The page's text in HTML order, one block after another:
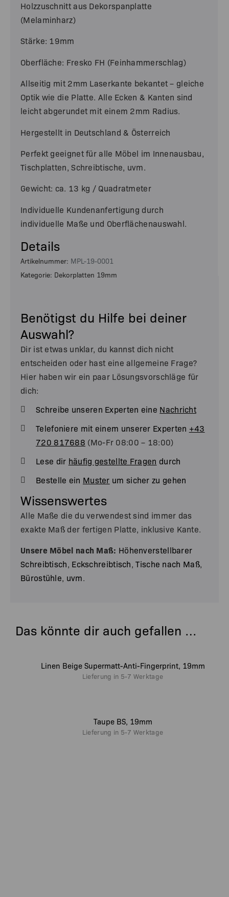
Holzzuschnitt aus Dekorspanplatte
(Melaminharz)
Stärke: 19mm
Oberfläche: Fresko FH (Feinhammerschlag)
Allseitig mit 2mm Laserkante bekantet – gleiche
Optik wie die Platte. Alle Ecken & Kanten sind
leicht abgerundet mit einem 2mm Radius.
Hergestellt in Deutschland & Österreich
Perfekt geeignet für alle Möbel im Innenausbau,
Tischplatten, Schreibtische, uvm.
Gewicht: ca. 13 kg / Quadratmeter
Individuelle Kundenanfertigung durch
individuelle Maße und Oberflächenauswahl.
Details
Artikelnummer: MPL-19-0001
Kategorie: Dekorplatten 19mm
Benötigst du Hilfe bei deiner
Auswahl?
Dir ist etwas unklar, du kannst dich nicht
entscheiden oder hast eine allgemeine Frage?
Hier haben wir ein paar Lösungsvorschläge für
dich:
Schreibe unseren Experten eine Nachricht
Telefoniere mit einem unserer Experten +43
720 817688 (Mo-Fr 08:00 – 18:00)
Lese dir häufig gestellte Fragen durch
Bestelle ein Muster um sicher zu gehen
Wissenswertes
Alle Maße die du verwendest sind immer das
exakte Maß der fertigen Platte, inklusive Kante.
Unsere Möbel nach Maß: Höhenverstellbarer
Schreibtisch, Eckschreibtisch,Tische nach Maß,
Bürostühle, uvm.
Das könnte dir auch gefallen …
Linen Beige Supermatt-Anti-Fingerprint, 19mm
Lieferung in 5-7 Werktage
Taupe BS, 19mm
Lieferung in 5-7 Werktage